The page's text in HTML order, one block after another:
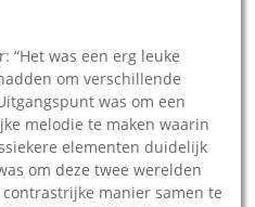
“Het was een erg leuke
om verschillende
was om een
melodie te maken waarin
elementen duidelijk
om deze twee werelden
manier samen te